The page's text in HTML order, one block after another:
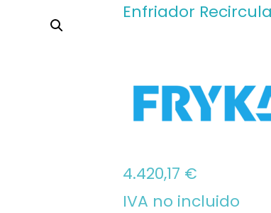
Enfriador
4.420,17 €
IVA no incluido